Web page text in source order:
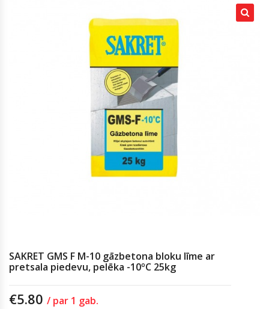
SAKRET GMS F M-10 gāzbetona bloku līme ar
pretsala piedevu, pelēka -10ºC 25kg
€5.80 / par 1 gab.